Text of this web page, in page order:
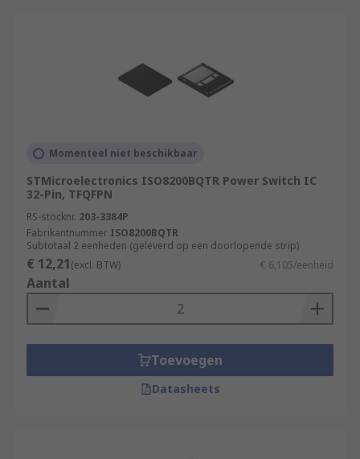
Momenteel niet beschikbaar
STMicroelectronics ISO8200BQTR Power Switch IC
32-Pin, TFQFPN
RS-stocknr. 203-3384P
Fabrikantnummer ISO8200BQTR
Subtotaal 2 eenheden (geleverd op een doorlopende strip)
€ 12,21(excl. BTW) € 6,105/eenheid
Aantal
Toevoegen
Datasheets